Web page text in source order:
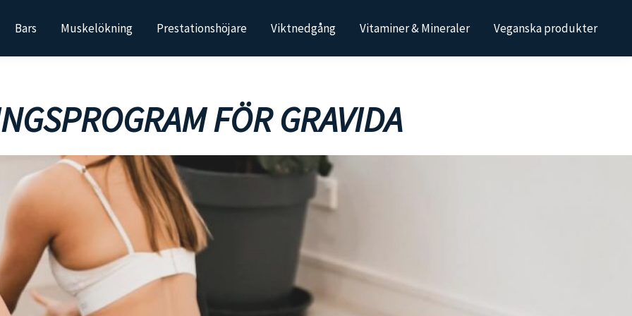
Bars Muskelökning Prestationshöjare Viktnedgång Vitaminer & Mineraler Veganska produkter
FÖR GRAVIDA